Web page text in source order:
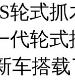
轮式
代轮
车搭